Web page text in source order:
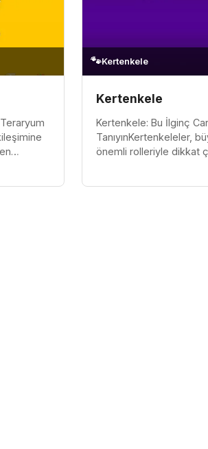
🐾Kertenkele
Kertenkele
Kertenkele: Bu İlginç
TanıyınKertenkeleler,
önemli rolleriyle dikkat